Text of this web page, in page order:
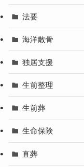
法要
海洋散骨
独居支援
生前整理
生前葬
生命保険
直葬